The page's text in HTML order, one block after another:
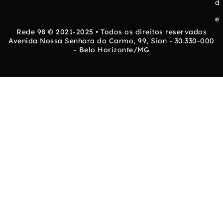
d
e
Rede 98 © 2021-2025 • Todos os direitos reservados
Avenida Nossa Senhora do Carmo, 99, Sion - 30.330-000
- Belo Horizonte/MG